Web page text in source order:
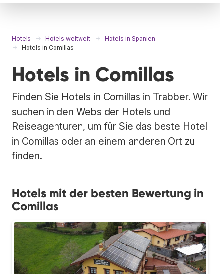
Hotels Hotels weltweit
Hotels in Spanien
Hotels in Comillas
Hotels in Comillas
Finden Sie Hotels in Comillas in Trabber. Wir
suchen in den Webs der Hotels und
Reiseagenturen, um für Sie das beste Hotel
in Comillas oder an einem anderen Ort zu
finden.
Hotels mit der besten Bewertung in
Comillas